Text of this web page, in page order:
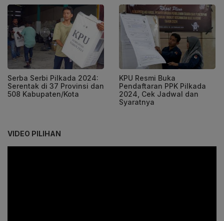
Serba Serbi Pilkada 2024:
Serentak di 37 Provinsi dan
508 Kabupaten/Kota
KPU Resmi Buka
Pendaftaran PPK Pilkada
2024, Cek Jadwal dan
Syaratnya
VIDEO PILIHAN